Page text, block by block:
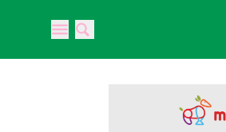
Open main menu
Open main menu